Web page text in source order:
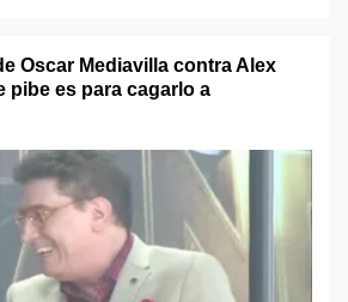
Oscar Mediavilla contra Alex
pibe es para cagarlo a